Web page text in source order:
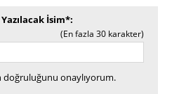
İsim*
(En fazla 30 karakter)
doğruluğunu onaylıyorum.